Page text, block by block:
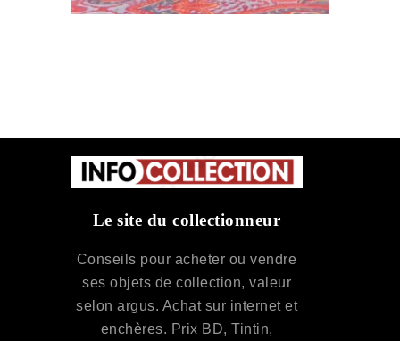
Le site du collectionneur
Conseils pour acheter ou vendre
ses objets de collection, valeur
selon argus. Achat sur internet et
enchères. Prix BD, Tintin,